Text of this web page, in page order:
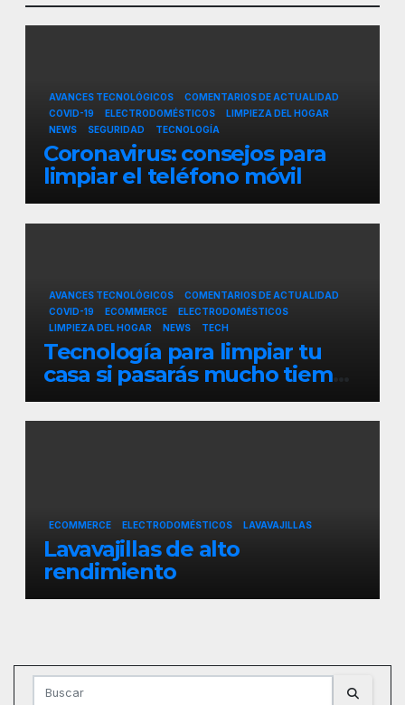
AVANCES TECNOLÓGICOS
COMENTARIOS DE ACTUALIDAD
COVID-19
ELECTRODOMÉSTICOS
LIMPIEZA DEL HOGAR
NEWS
SEGURIDAD TECNOLOGÍA
Coronavirus: consejos para
limpiar el teléfono móvil
AVANCES TECNOLÓGICOS
COMENTARIOS DE ACTUALIDAD
COVID-19
ECOMMERCE
ELECTRODOMÉSTICOS
LIMPIEZA DEL HOGAR
NEWS TECH
Tecnología para limpiar tu
casa si pasarás mucho tiempo
en ella
ECOMMERCE ELECTRODOMÉSTICOS LAVAVAJILLAS
Lavavajillas de alto
rendimiento